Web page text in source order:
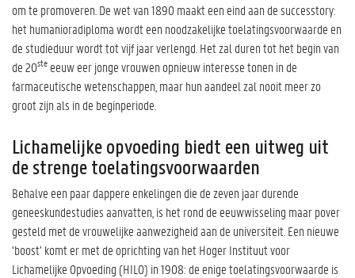
om te promoveren. De wet van 1890 maakt een eind aan de successtory:
het humanioradiploma wordt een noodzakelijke toelatingsvoorwaarde en
de studieduur wordt tot vijf jaar verlengd. Het zal duren tot het begin van
de 20ste eeuw eer jonge vrouwen opnieuw interesse tonen in de
farmaceutische wetenschappen, maar hun aandeel zal nooit meer zo
groot zijn als in de beginperiode.
Lichamelijke opvoeding biedt een uitweg uit
de strenge toelatingsvoorwaarden
Behalve een paar dappere enkelingen die de zeven jaar durende
geneeskundestudies aanvatten, is het rond de eeuwwisseling maar pover
gesteld met de vrouwelijke aanwezigheid aan de universiteit. Een nieuwe
‘boost’ komt er met de oprichting van het Hoger Instituut voor
Lichamelijke Opvoeding (HILO) in 1908: de enige toelatingsvoorwaarde is